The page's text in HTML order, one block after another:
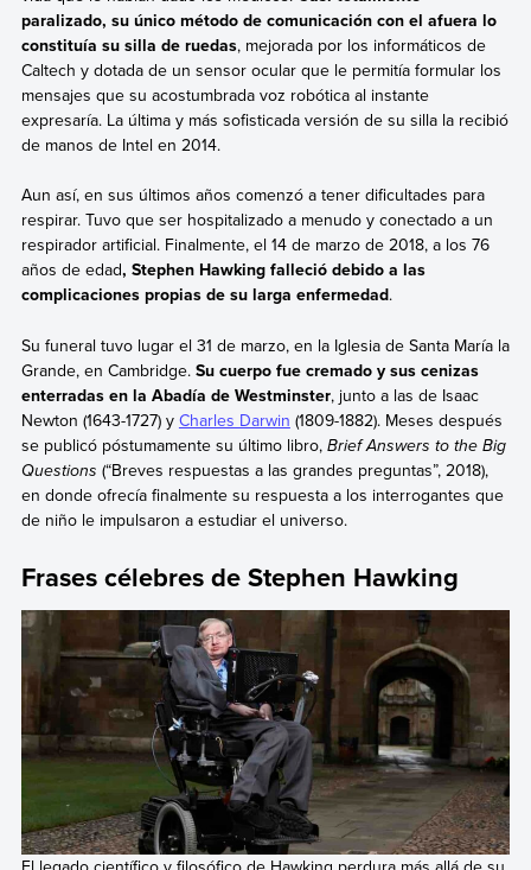
paralizado, su único método de comunicación con el afuera lo
constituía su silla de ruedas, mejorada por los informáticos de
Caltech y dotada de un sensor ocular que le permitía formular los
mensajes que su acostumbrada voz robótica al instante
expresaría. La última y más sofisticada versión de su silla la recibió
de manos de Intel en 2014.
Aun así, en sus últimos años comenzó a tener dificultades para
respirar. Tuvo que ser hospitalizado a menudo y conectado a un
respirador artificial. Finalmente, el 14 de marzo de 2018, a los 76
años de edad, Stephen Hawking falleció debido a las
complicaciones propias de su larga enfermedad.
Su funeral tuvo lugar el 31 de marzo, en la Iglesia de Santa María la
Grande, en Cambridge. Su cuerpo fue cremado y sus cenizas
enterradas en la Abadía de Westminster, junto a las de Isaac
Newton (1643-1727) y Charles Darwin (1809-1882). Meses después
se publicó póstumamente su último libro, Brief Answers to the Big
Questions (“Breves respuestas a las grandes preguntas”, 2018),
en donde ofrecía finalmente su respuesta a los interrogantes que
de niño le impulsaron a estudiar el universo.
Frases célebres de Stephen Hawking